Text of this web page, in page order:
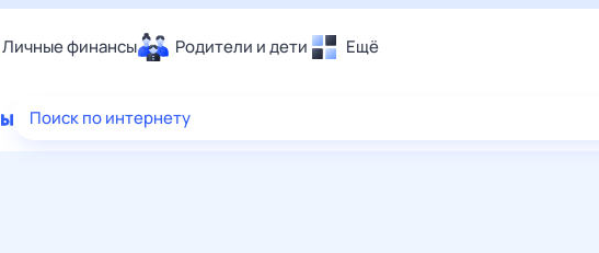
Личные финансы Родители и дети Ещё
Еда
Поиск по интернету